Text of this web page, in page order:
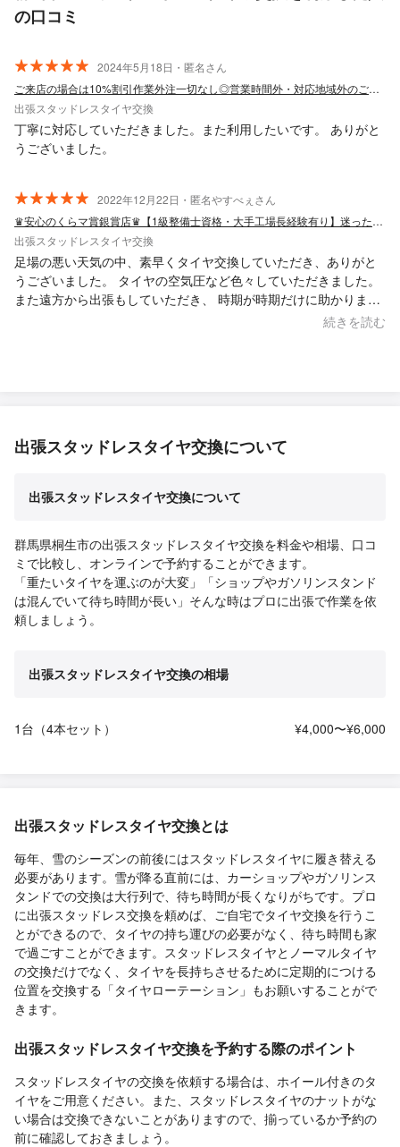
の口コミ
2024年5月18日・匿名さん
ご来店の場合は10%割引作業外注一切なし◎営業時間外・対応地域外のご予約も相談可
出張スタッドレスタイヤ交換
丁寧に対応していただきました。また利用したいです。 ありがと
うございました。
2022年12月22日・匿名やすべぇさん
♛安心のくらマ賞銀賞店♛【1級整備士資格・大手工場長経験有り】迷ったら当店へ！
出張スタッドレスタイヤ交換
足場の悪い天気の中、素早くタイヤ交換していただき、ありがと
うございました。 タイヤの空気圧など色々していただきました。
また遠方から出張もしていただき、 時期が時期だけに助かりまし
続きを読む
出張スタッドレスタイヤ交換について
出張スタッドレスタイヤ交換について
群馬県桐生市の出張スタッドレスタイヤ交換を料金や相場、口コ
ミで比較し、オンラインで予約することができます。
「重たいタイヤを運ぶのが大変」「ショップやガソリンスタンド
は混んでいて待ち時間が長い」そんな時はプロに出張で作業を依
頼しましょう。
出張スタッドレスタイヤ交換の相場
1台（4本セット） ¥4,000〜¥6,000
出張スタッドレスタイヤ交換とは
毎年、雪のシーズンの前後にはスタッドレスタイヤに履き替える
必要があります。雪が降る直前には、カーショップやガソリンス
タンドでの交換は大行列で、待ち時間が長くなりがちです。プロ
に出張スタッドレス交換を頼めば、ご自宅でタイヤ交換を行うこ
とができるので、タイヤの持ち運びの必要がなく、待ち時間も家
で過ごすことができます。スタッドレスタイヤとノーマルタイヤ
の交換だけでなく、タイヤを長持ちさせるために定期的につける
位置を交換する「タイヤローテーション」もお願いすることがで
きます。
出張スタッドレスタイヤ交換を予約する際のポイント
スタッドレスタイヤの交換を依頼する場合は、ホイール付きのタ
イヤをご用意ください。また、スタッドレスタイヤのナットがな
い場合は交換できないことがありますので、揃っているか予約の
前に確認しておきましょう。